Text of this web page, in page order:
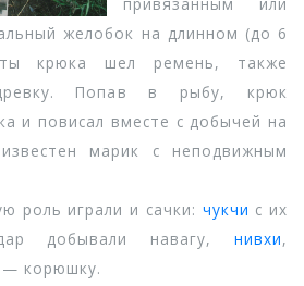
желобок на длинном (до 6
крюка шел ремень, также
Попав в рыбу, крюк
и повисал вместе с добычей на
марик с неподвижным
играли и сачки: чукчи с их
добывали навагу, нивхи,
— корюшку.